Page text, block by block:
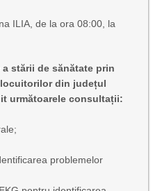
ILIA, de la ora 08:00, la
stării de sănătate prin
din județul
următoarele consultații:
problemelor